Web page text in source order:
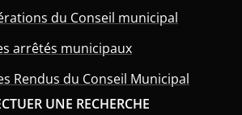
du Conseil municipal
arrêtés municipaux
Rendus du Conseil Municipal
UNE RECHERCHE